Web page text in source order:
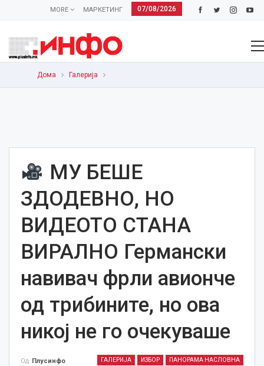
07/08/2026
МАРКЕТИНГ
MORE
Дома Галерија
МУ БЕШЕ
ЗДОДЕВНО, НО
ВИДЕОТО СТАНА
ВИРАЛНО Германски
навивач фрли авионче
од трибините, но ова
никој не го очекуваше
ГАЛЕРИЈА ИЗБОР ПАНОРАМА НАСЛОВНА
Од Плусинфо